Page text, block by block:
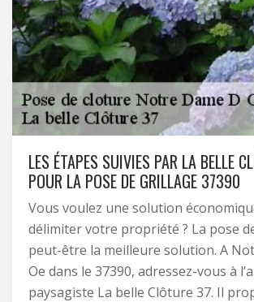
LES ÉTAPES SUIVIES PAR LA BELLE
POUR LA POSE DE GRILLAGE 37390
Vous voulez une solution
délimiter votre propriété ? La pose
peut-être la meilleure solution. A
Oe dans le 37390, adressez-vous à
paysagiste La belle Clôture 37. Il